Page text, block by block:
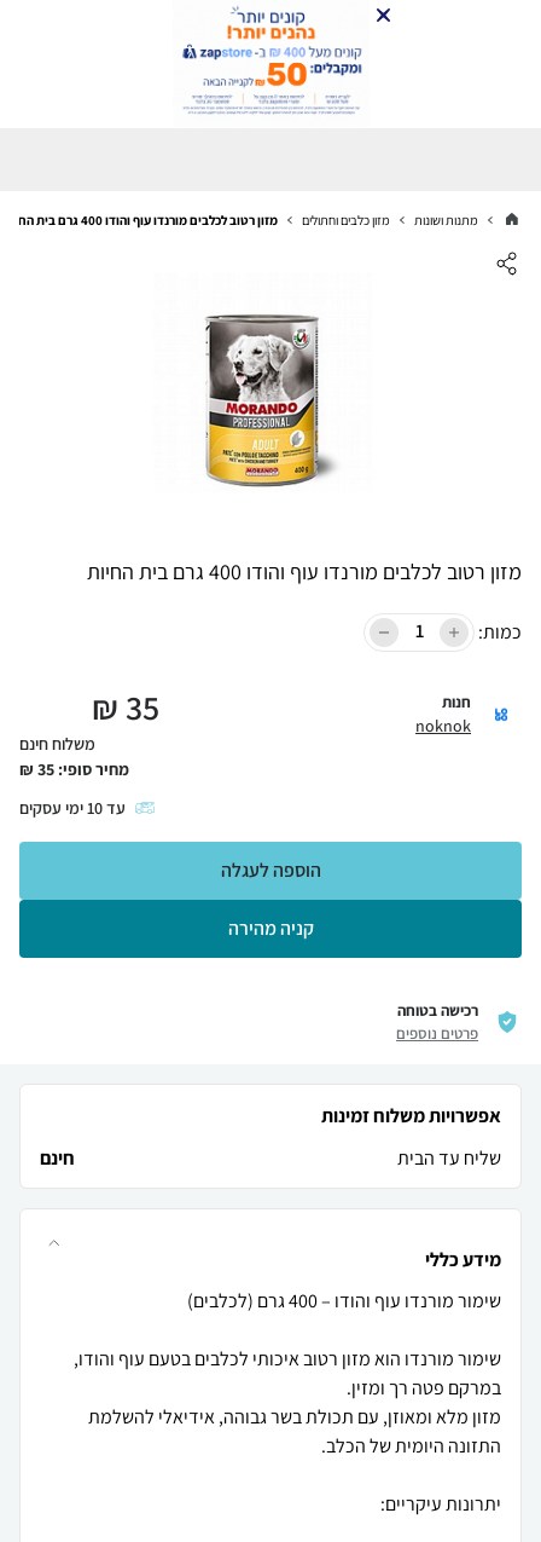
מתנות ושונות מזון כלבים וחתולים מזון רטוב לכלבים מורנדו עוף והודו 400 גרם בית החיות
מזון רטוב לכלבים מורנדו עוף והודו 400 גרם בית החיות
כמות:
חנות
noknok
35
₪
משלוח חינם
מחיר סופי: 35
₪
עד10 ימי עסקים
קניה מהירה
הוספה לעגלה
רכישה בטוחה
פרטים נוספים
אפשרויות משלוח זמינות
שליח עד הבית
חינם
מידע כללי
שימור מורנדו הוא מזון רטוב איכותי לכלבים בטעם עוף והודו,
מזון מלא ומאוזן, עם תכולת בשר גבוהה, אידיאלי להשלמת